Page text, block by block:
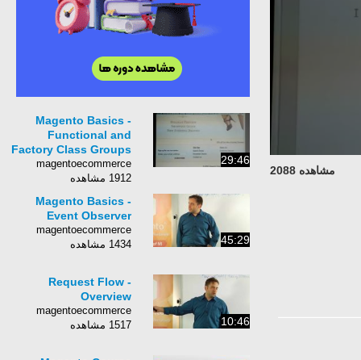
مشاهده 2088
29:46
Magento Basics -
Functional and
Factory Class Groups
magentoecommerce
1912 مشاهده
45:29
Magento Basics -
Event Observer
magentoecommerce
1434 مشاهده
10:46
Request Flow -
Overview
magentoecommerce
1517 مشاهده